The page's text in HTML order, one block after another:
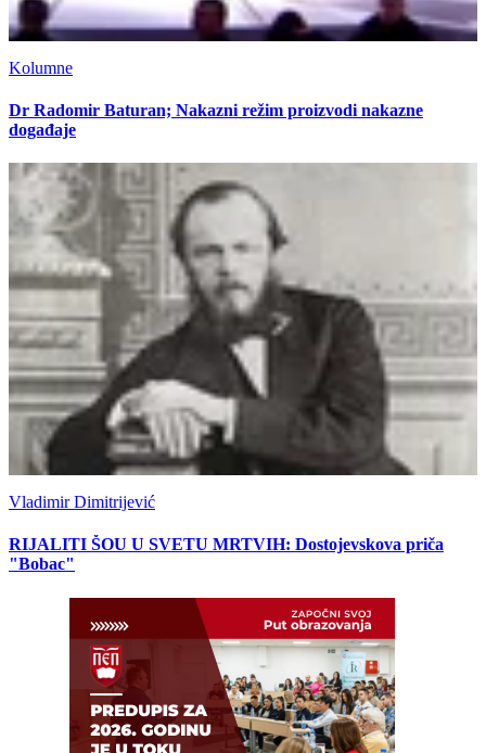
Kolumne
Dr Radomir Baturan; Nakazni režim proizvodi nakazne
događaje
Vladimir Dimitrijević
RIJALITI ŠOU U SVETU MRTVIH: Dostojevskova priča
"Bobac"